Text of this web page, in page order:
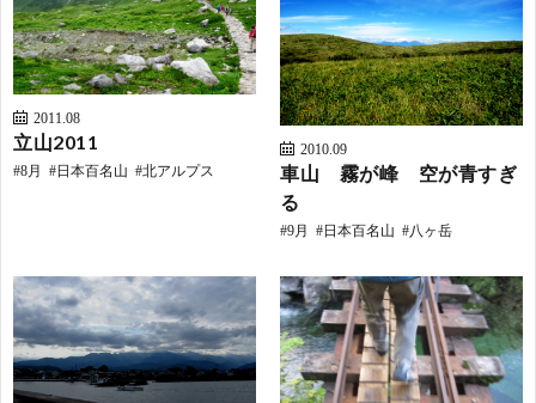
2011.08
立山2011
8月 日本百名山 北アルプス
2010.09
車山 霧が峰 空が青すぎ
る
9月 日本百名山 八ヶ岳